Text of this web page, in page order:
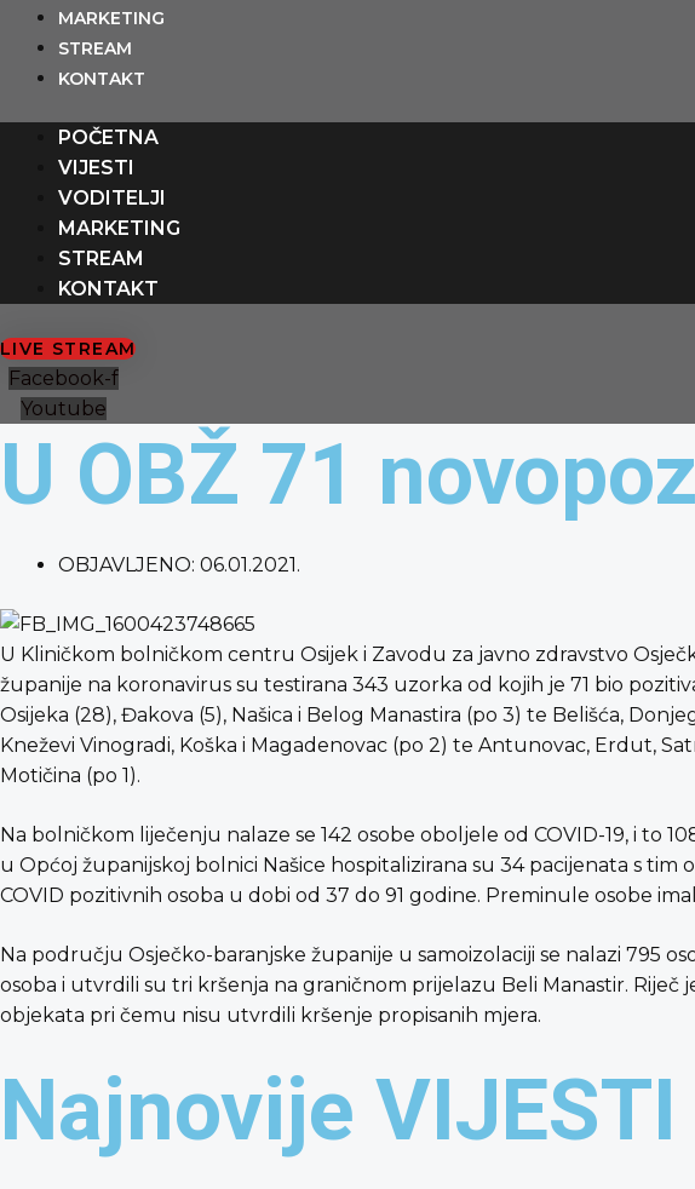
content
Preskoči
sadržaj
MARKETING
STREAM
KONTAKT
POČETNA
VIJESTI
VODITELJI
MARKETING
STREAM
KONTAKT
LIVE STREAM
Facebook-f
Youtube
U OBŽ 71
OBJAVLJENO: 06.01.2021.
U Kliničkom bolničkom centru Osijek i Zavodu za javno zdravstvo
županije na koronavirus su testirana 343 uzorka od kojih je 71 bio
Osijeka (28), Đakova (5), Našica i Belog Manastira (po 3) te Belišća,
Kneževi Vinogradi, Koška i Magadenovac (po 2) te Antunovac, Erdut,
Motičina (po 1).
Na bolničkom liječenju nalaze se 142 osobe oboljele od COVID-19, i to
u Općoj županijskoj bolnici Našice hospitalizirana su 34 pacijenata s
COVID pozitivnih osoba u dobi od 37 do 91 godine. Preminule osobe
Na području Osječko-baranjske županije u samoizolaciji se nalazi 795
osoba i utvrdili su tri kršenja na graničnom prijelazu Beli Manastir. Riječ
objekata pri čemu nisu utvrdili kršenje propisanih mjera.
Najnovije VIJESTI